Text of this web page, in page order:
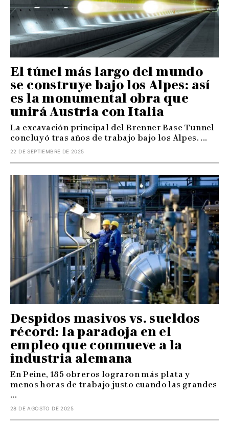
El túnel más largo del mundo
se construye bajo los Alpes: así
es la monumental obra que
unirá Austria con Italia
La excavación principal del Brenner Base Tunnel
concluyó tras años de trabajo bajo los Alpes. ...
22 DE SEPTIEMBRE DE 2025
Despidos masivos vs. sueldos
récord: la paradoja en el
empleo que conmueve a la
industria alemana
En Peine, 185 obreros lograron más plata y
menos horas de trabajo justo cuando las grandes
...
28 DE AGOSTO DE 2025